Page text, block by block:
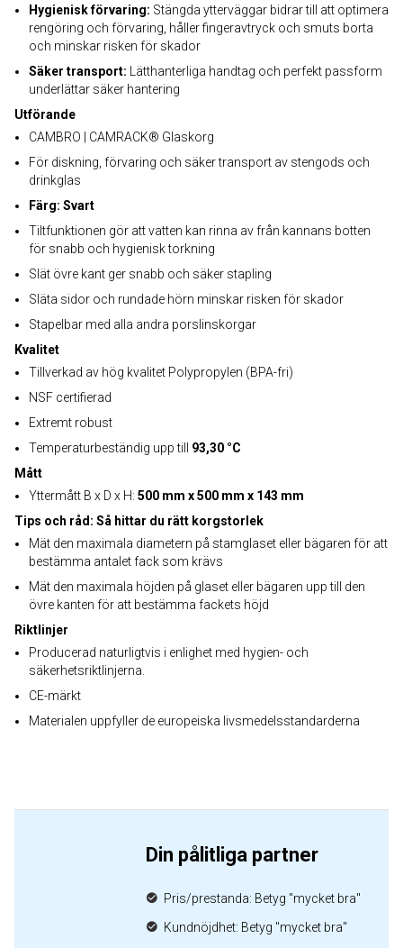
Hygienisk förvaring: Stängda ytterväggar bidrar till att optimera
rengöring och förvaring, håller fingeravtryck och smuts borta
och minskar risken för skador
Säker transport: Lätthanterliga handtag och perfekt passform
underlättar säker hantering
Utförande
CAMBRO | CAMRACK® Glaskorg
För diskning, förvaring och säker transport av stengods och
drinkglas
Färg: Svart
Tiltfunktionen gör att vatten kan rinna av från kannans botten
för snabb och hygienisk torkning
Slät övre kant ger snabb och säker stapling
Släta sidor och rundade hörn minskar risken för skador
Stapelbar med alla andra porslinskorgar
Kvalitet
Tillverkad av hög kvalitet Polypropylen (BPA-fri)
NSF certifierad
Extremt robust
Temperaturbeständig upp till 93,30 °C
Mått
Yttermått B x D x H: 500 mm x 500 mm x 143 mm
Tips och råd: Så hittar du rätt korgstorlek
Mät den maximala diametern på stamglaset eller bägaren för att
bestämma antalet fack som krävs
Mät den maximala höjden på glaset eller bägaren upp till den
övre kanten för att bestämma fackets höjd
Riktlinjer
Producerad naturligtvis i enlighet med hygien- och
säkerhetsriktlinjerna.
CE-märkt
Materialen uppfyller de europeiska livsmedelsstandarderna
Din pålitliga partner
Pris/prestanda: Betyg "mycket bra"
Kundnöjdhet: Betyg "mycket bra"